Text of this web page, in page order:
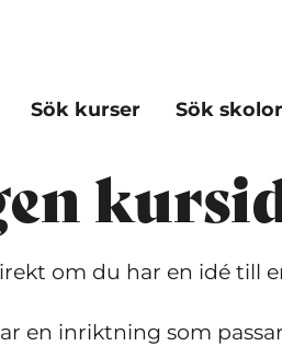
Sök kurser Sök skolor
om du har en idé till
en inriktning som